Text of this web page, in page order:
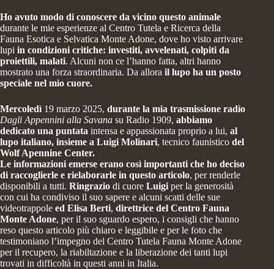
Ho avuto modo di conoscere da vicino questo animale
durante le mie esperienze al Centro Tutela e Ricerca della
Fauna Esotica e Selvatica Monte Adone, dove ho visto arrivare
lupi in condizioni critiche: investiti, avvelenati, colpiti da
proiettili, malati. Alcuni non ce l’hanno fatta, altri hanno
mostrato una forza straordinaria. Da allora il lupo ha un posto
speciale nel mio cuore.
Mercoledì 19 marzo 2025, durante la mia trasmissione radio
Dagli Appennini alla Savana su Radio 1909, abbiamo
dedicato una puntata intensa e appassionata proprio a lui, al
lupo italiano, insieme a Luigi Molinari, tecnico faunistico del
Wolf Apennine Center.
Le informazioni emerse erano così importanti che ho deciso
di raccoglierle e rielaborarle in questo articolo, per renderle
disponibili a tutti. Ringrazio di cuore Luigi per la generosità
con cui ha condiviso il suo sapere e alcuni scatti delle sue
videotrappole ed Elisa Berti, direttrice del Centro Fauna
Monte Adone, per il suo sguardo espero, i consigli che hanno
reso questo articolo più chiaro e leggibile e per le foto che
testimoniano l’impegno del Centro Tutela Fauna Monte Adone
per il recupero, la riabiltazione e la liberazione dei tanti lupi
trovati in difficoltà in questi anni in Italia.